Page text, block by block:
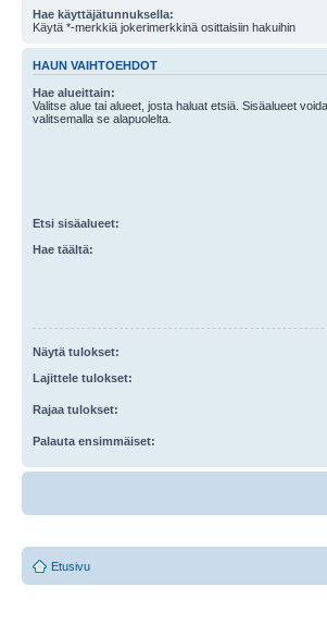
Hae käyttäjätunnuksella:
Käytä *-merkkiä jokerimerkkinä osittaisiin hakuihin
HAUN VAIHTOEHDOT
Hae alueittain:
Valitse alue tai alueet, josta haluat etsiä. Sisäalueet
valitsemalla se alapuolelta.
Etsi sisäalueet:
Hae täältä:
Näytä tulokset:
Lajittele tulokset:
Rajaa tulokset:
Palauta ensimmäiset:
Etusivu